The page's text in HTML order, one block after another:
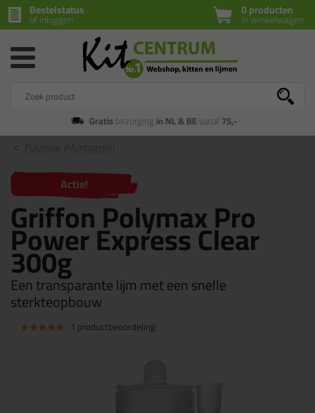
0 producten
in winkelwagen
Bestelstatus
of inloggen
Gratisbezorging in NL & BEvanaf75,-
Actie!
Griffon Polymax Pro
Power Express Clear
300g
Een transparante lijm met een snelle
sterkteopbouw
1 productbeoordeling